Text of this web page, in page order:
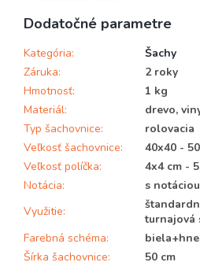
Dodatočné parametre
Kategória:
Šachy
Záruka:
2 roky
Hmotnosť:
1 kg
Materiál:
drevo,
Typ šachovnice:
rolovacia
Veľkosť šachovnice:
40x40 -
Veľkosť políčka:
4x4 cm -
Notácia:
s notáciou
Využitie:
turnajová
Farebná schéma:
Šírka šachovnice:
50 cm